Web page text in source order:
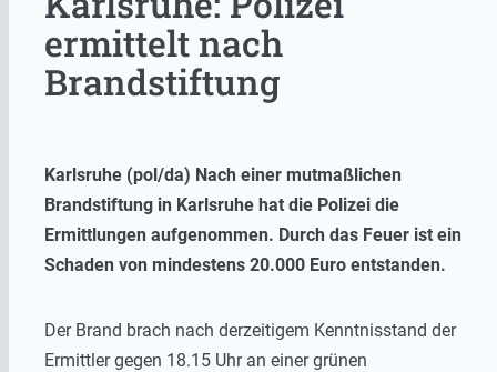
ermittelt nach
Brandstiftung
Karlsruhe (pol/da) Nach einer mutmaßlichen
Brandstiftung in Karlsruhe hat die Polizei die
Ermittlungen aufgenommen. Durch das Feuer ist ein
Schaden von mindestens 20.000 Euro entstanden.
Der Brand brach nach derzeitigem Kenntnisstand der
Ermittler gegen 18.15 Uhr an einer grünen